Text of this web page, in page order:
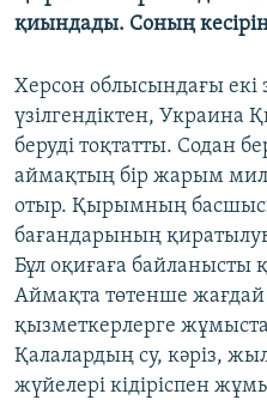
қиындады. Соның
Херсон облысындағы екі
үзілгендіктен, Украина
беруді тоқтатты. Содан
аймақтың бір жарым
отыр. Қырымның
бағандарының
Бұл оқиғаға байланысты
Аймақта төтенше
қызметкерлерге
Қалалардың су, кәріз,
жүйелері кідіріспен